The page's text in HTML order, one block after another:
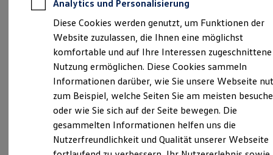
Für Gewerbekunden
Profi Paket
TopDeal
Gebrauchtwagen
ProfiPartner für Gebrauchtwagen
Zertifizierte Gebrauchtwagen
Finanzierung
Für Privatkunden
Für Gewerbekunden
Leasing
Für Privatkunden
Für Gewerbekunden
Versicherungen & Garantien
Garantien
Verantwortlich für die Inhalte auf dieser Seite ist die Autohaus
Stöber - Schmidt GmbH - Co. KG (Impressum & Rechtliches)
Werrastraße 13, 37242 Bad Sooden-Allendorf
Analytics und Personalisierung
Diese Cookies werden genutzt, um Funktionen der
Website zuzulassen, die Ihnen eine möglichst
komfortable und auf Ihre Interessen zugeschnittene
Nutzung ermöglichen. Diese Cookies sammeln
Informationen darüber, wie Sie unsere Webseite
zum Beispiel, welche Seiten Sie am meisten
oder wie Sie sich auf der Seite bewegen. Die
gesammelten Informationen helfen uns die
Nutzerfreundlichkeit und Qualität unserer Webseite